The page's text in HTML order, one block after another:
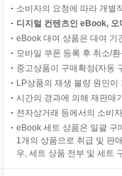
소비자의 요청에 따라 개별
디지털 컨텐츠인 eBook,
eBook 대여 상품은 대여 기
모바일 쿠폰 등록 후 취소/
중고상품이 구매확정(자동
LP상품의 재생 불량 원인
시간의 경과에 의해 재판매
전자상거래 등에서의 소비
eBook 세트 상품은 일괄 구
1개의 상품으로 취급 및 판
우, 세트 상품 전부 및 세트